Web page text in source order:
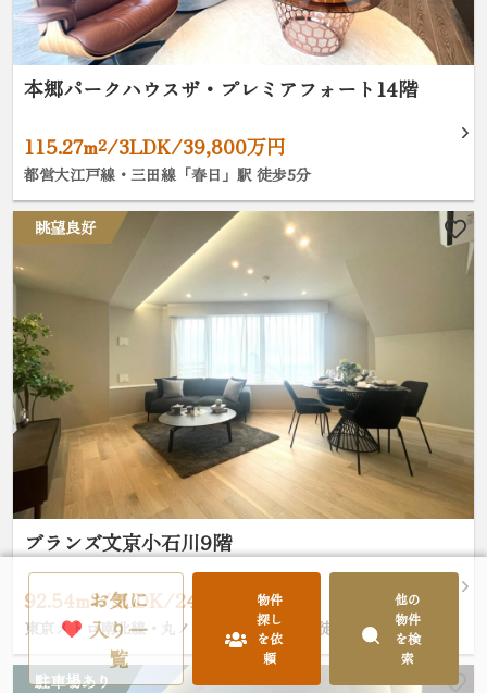
本郷パークハウスザ・プレミアフォート14階
115.27m²/3LDK/39,800万円
都営大江戸線・三田線「春日」駅 徒歩5分
眺望良好
ブランズ文京小石川9階
92.54m²/3LDK/24,800万円
東京メトロ南北線・丸ノ内線「後楽園」駅 徒歩9分
駐車場あり
お気に
入り一
覧
物件
探し
を依
頼
他の
物件
を検
索